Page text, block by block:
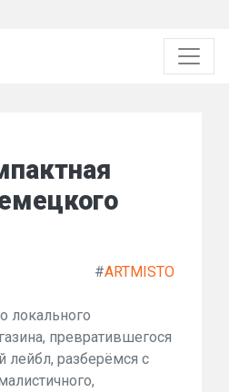
#ARTMISTO
локального
превратившегося
лейбл, разберёмся с